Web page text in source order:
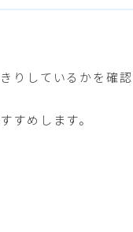
りしているかを確認
すめします。